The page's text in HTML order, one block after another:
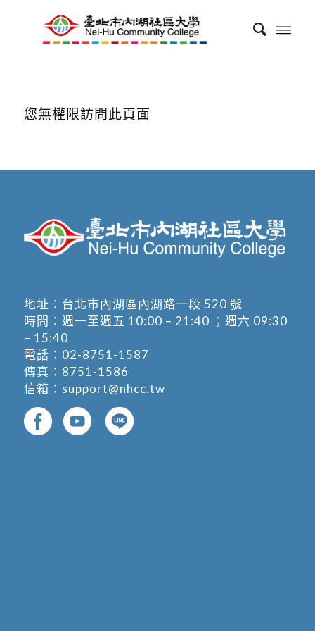
您無權限訪問此頁面
地址： 台北市內湖區內湖路一段 520 號
時間：週一至週五 10:00 – 21:40 ；週六 09:30
– 15:40
電話： 02-8751-1587
傳真：8751-1586
信箱： support@nhcc.tw